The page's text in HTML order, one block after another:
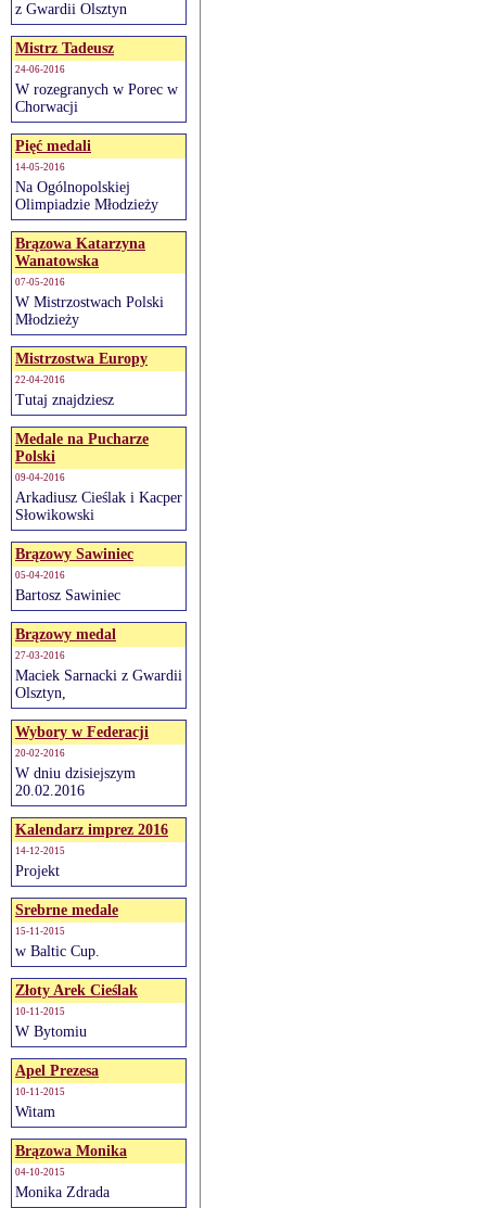
z Gwardii Olsztyn
Mistrz Tadeusz
24-06-2016
W rozegranych w Porec w
Chorwacji
Pięć medali
14-05-2016
Na Ogólnopolskiej
Olimpiadzie Młodzieży
Brązowa Katarzyna
Wanatowska
07-05-2016
W Mistrzostwach Polski
Młodzieży
Mistrzostwa Europy
22-04-2016
Tutaj znajdziesz
Medale na Pucharze
Polski
09-04-2016
Arkadiusz Cieślak i Kacper
Słowikowski
Brązowy Sawiniec
05-04-2016
Bartosz Sawiniec
Brązowy medal
27-03-2016
Maciek Sarnacki z Gwardii
Olsztyn,
Wybory w Federacji
20-02-2016
W dniu dzisiejszym
20.02.2016
Kalendarz imprez 2016
14-12-2015
Projekt
Srebrne medale
15-11-2015
w Baltic Cup.
Złoty Arek Cieślak
10-11-2015
W Bytomiu
Apel Prezesa
10-11-2015
Witam
Brązowa Monika
04-10-2015
Monika Zdrada